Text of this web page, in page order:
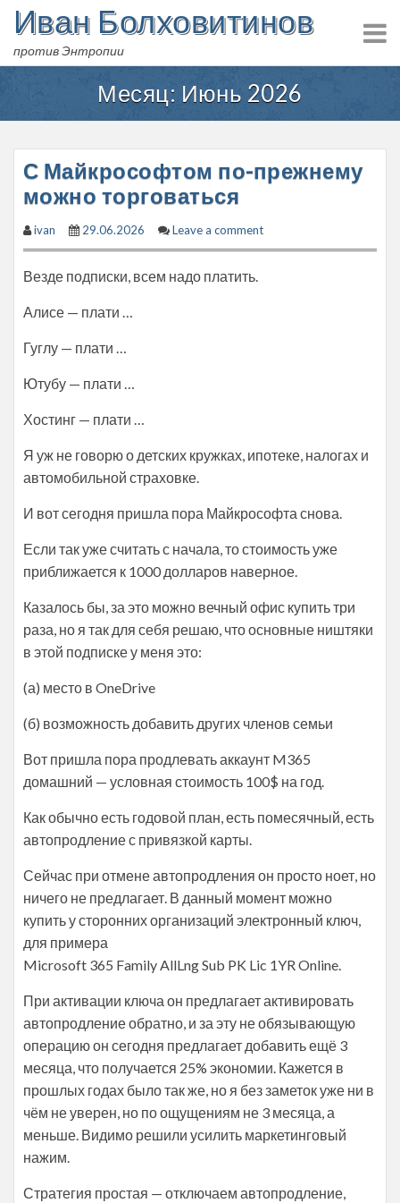
Skip
content
Иван Болховитинов
против Энтропии
Месяц: Июнь 2026
С Майкрософтом по-прежнему
можно торговаться
ivan 29.06.2026 Leave a comment
Везде подписки, всем надо платить.
Алисе — плати …
Гуглу — плати …
Ютубу — плати …
Хостинг — плати …
Я уж не говорю о детских кружках, ипотеке, налогах и
автомобильной страховке.
И вот сегодня пришла пора Майкрософта снова.
Если так уже считать с начала, то стоимость уже
приближается к 1000 долларов наверное.
Казалось бы, за это можно вечный офис купить три
раза, но я так для себя решаю, что основные ништяки
в этой подписке у меня это:
(а) место в OneDrive
(б) возможность добавить других членов семьи
Вот пришла пора продлевать аккаунт M365
домашний — условная стоимость 100$ на год.
Как обычно есть годовой план, есть помесячный, есть
автопродление с привязкой карты.
Сейчас при отмене автопродления он просто ноет, но
ничего не предлагает. В данный момент можно
купить у сторонних организаций электронный ключ,
для примера
Microsoft 365 Family AllLng Sub PK Lic 1YR Online.
При активации ключа он предлагает активировать
автопродление обратно, и за эту не обязывающую
операцию он сегодня предлагает добавить ещё 3
месяца, что получается 25% экономии. Кажется в
прошлых годах было так же, но я без заметок уже ни в
чём не уверен, но по ощущениям не 3 месяца, а
меньше. Видимо решили усилить маркетинговый
нажим.
Стратегия простая — отключаем автопродление,